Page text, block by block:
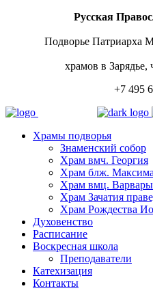
Русская
Подворье Патриарха
храмов в Зарядье,
+7 495
Храмы подворья
Знаменский собор
Храм вмч. Георгия
Храм блж. Максима
Храм вмц. Варвары
Храм Зачатия
Храм Рождества
Духовенство
Расписание
Воскресная школа
Преподаватели
Катехизация
Контакты